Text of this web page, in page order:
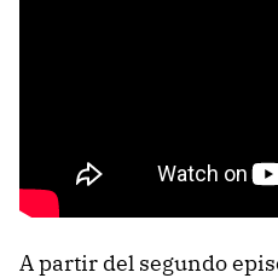
A partir del segundo